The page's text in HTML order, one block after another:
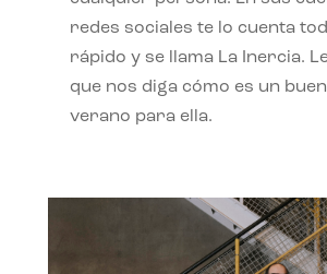
redes sociales te lo cuenta
rápido y se llama La Inercia.
que nos diga cómo es un
verano para ella.